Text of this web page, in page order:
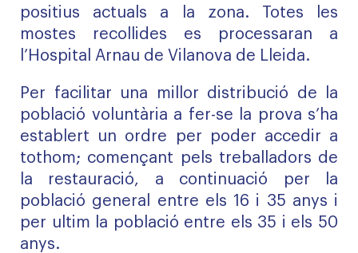
positius actuals a la zona. Totes les
mostes recollides es processaran a
l’Hospital Arnau de Vilanova de Lleida.
Per facilitar una millor distribució de la
població voluntària a fer-se la prova s’ha
establert un ordre per poder accedir a
tothom; començant pels treballadors de
la restauració, a continuació per la
població general entre els 16 i 35 anys i
per ultim la població entre els 35 i els 50
anys.